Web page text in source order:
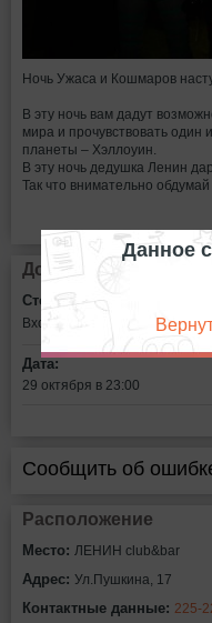
Ночь Ужаса и Кошмаров
В эту ночь вам дадут
мира и прочувствовать один
планеты – Хэллоуин.
В эту ночь дедушка Ленин
Так что внимательно
Дополнительная
Стоимость билетов:
Вход свободный
Дата:
29 октября в 23:00
Сообщить об
Расположение
Место: ЛЕНИН club&bar
Адрес: Ул.Пушкина, 17
Контактные данные: 225-
Данное